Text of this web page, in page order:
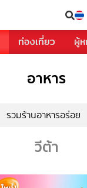
ท่องเที่ยว ผู้
อาหาร
รวมร้านอาหารอร่อย
วีต้า